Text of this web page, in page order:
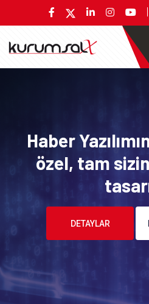
Haber
özel, tam
DETAYLAR